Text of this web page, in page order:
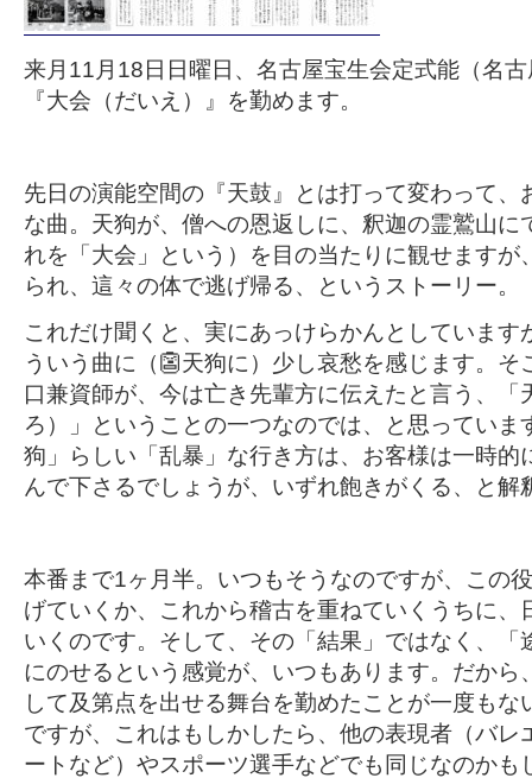
来月11月18日日曜日、名古屋宝生会定式能（名
『大会（だいえ）』を勤めます。
先日の演能空間の『天鼓』とは打って変わって、
な曲。天狗が、僧への恩返しに、釈迦の霊鷲山に
れを「大会」という）を目の当たりに観せますが
られ、這々の体で逃げ帰る、というストーリー。
これだけ聞くと、実にあっけらかんとしています
ういう曲に（👺天狗に）少し哀愁を感じます。そ
口兼資師が、今は亡き先輩方に伝えたと言う、「
ろ）」ということの一つなのでは、と思っていま
狗」らしい「乱暴」な行き方は、お客様は一時的
んで下さるでしょうが、いずれ飽きがくる、と解
本番まで1ヶ月半。いつもそうなのですが、この
げていくか、これから稽古を重ねていくうちに、
いくのです。そして、その「結果」ではなく、「
にのせるという感覚が、いつもあります。だから
して及第点を出せる舞台を勤めたことが一度もな
ですが、これはもしかしたら、他の表現者（バレ
ートなど）やスポーツ選手などでも同じなのかも